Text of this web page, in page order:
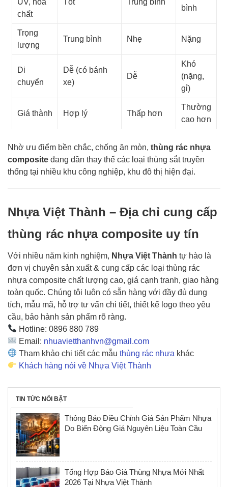
chất
bình
Trọng
lượng
Trung bình Nhẹ Nặng
Di
chuyển
Dễ (có bánh
xe)
Dễ
Khó
(nặng,
gỉ)
Giá thành Hợp lý Thấp hơn
Thường
cao hơn
Nhờ ưu điểm bền chắc, chống ăn mòn, thùng rác nhựa
composite đang dần thay thế các loại thùng sắt truyền
thống tại nhiều khu công nghiệp, khu đô thị hiện đại.
Nhựa Việt Thành – Địa chỉ cung cấp
thùng rác nhựa composite uy tín
Với nhiều năm kinh nghiệm, Nhựa Việt Thành tự hào là
đơn vị chuyên sản xuất & cung cấp các loại thùng rác
nhựa composite chất lượng cao, giá cạnh tranh, giao hàng
toàn quốc. Chúng tôi luôn có sẵn hàng với đầy đủ dung
tích, mẫu mã, hỗ trợ tư vấn chi tiết, thiết kế logo theo yêu
cầu, bảo hành sản phẩm rõ ràng.
Hotline: 0896 880 789
Email: nhuavietthanhvn@gmail.com
Tham khảo chi tiết các mẫuthùng rác nhựa khác
Khách hàng nói về Nhựa Việt Thành
TIN TỨC NỔI BẬT
Thông Báo Điều Chỉnh Giá Sản Phẩm Nhựa
Do Biến Động Giá Nguyên Liệu Toàn Cầu
Tổng Hợp Báo Giá Thùng Nhựa Mới Nhất
2026 Tại Nhựa Việt Thành